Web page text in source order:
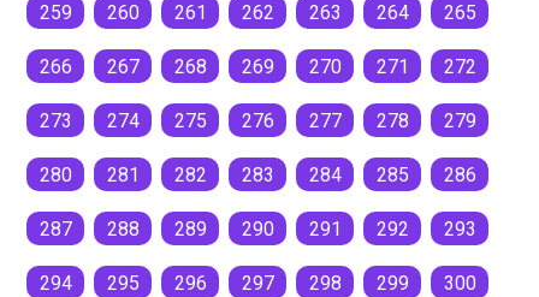
259 260 261 262 263 264 265
266 267 268 269 270 271 272
273 274 275 276 277 278 279
280 281 282 283 284 285 286
287 288 289 290 291 292 293
294 295 296 297 298 299 300